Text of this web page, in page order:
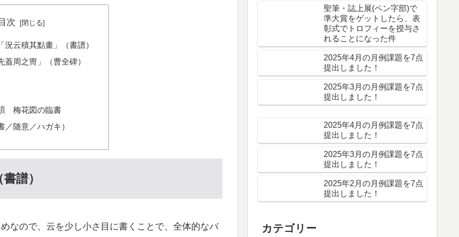
次
況云積其點畫」（書譜）
蓋周之冑」（曹全碑）
梅花図の臨書
／随意／ハガキ）
譜）
なので、云を少し小さ目に書くことで、全体的なバ
聖筆・誌上展(ペン字部)で
準大賞をゲットしたら、表
彰式でトロフィーを授与さ
れることになった件
2025年4月の月例課題を7点
提出しました！
2025年3月の月例課題を7点
提出しました！
2025年4月の月例課題を7点
提出しました！
2025年3月の月例課題を7点
提出しました！
2025年2月の月例課題を7点
提出しました！
カテゴリー